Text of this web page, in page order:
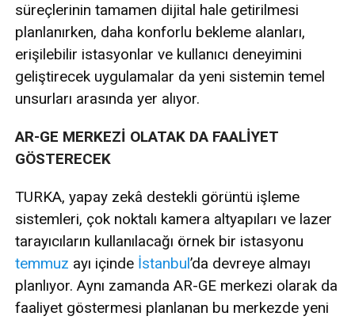
süreçlerinin tamamen dijital hale getirilmesi
planlanırken, daha konforlu bekleme alanları,
erişilebilir istasyonlar ve kullanıcı deneyimini
geliştirecek uygulamalar da yeni sistemin temel
unsurları arasında yer alıyor.
AR-GE MERKEZİ OLATAK DA FAALİYET
GÖSTERECEK
TURKA, yapay zekâ destekli görüntü işleme
sistemleri, çok noktalı kamera altyapıları ve lazer
tarayıcıların kullanılacağı örnek bir istasyonu
temmuz ayı içinde İstanbul’da devreye almayı
planlıyor. Aynı zamanda AR-GE merkezi olarak da
faaliyet göstermesi planlanan bu merkezde yeni